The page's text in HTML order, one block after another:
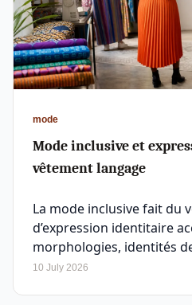
mode
Mode inclusive et
vêtement langage
La mode inclusive fait du
d’expression identitaire
morphologies, identités
10 July 2026